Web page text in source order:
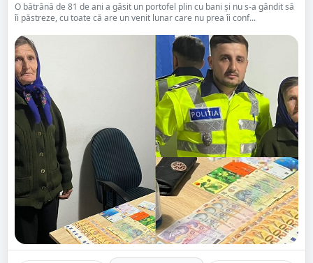
O bătrână de 81 de ani a găsit un portofel plin cu bani și nu s-a gândit să
îi păstreze, cu toate că are un venit lunar care nu prea îi conf...